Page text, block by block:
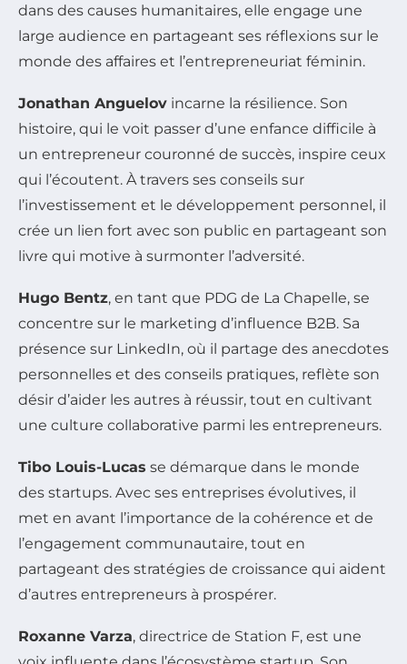
dans des causes humanitaires, elle engage une
large audience en partageant ses réflexions sur le
monde des affaires et l’entrepreneuriat féminin.
Jonathan Anguelov incarne la résilience. Son
histoire, qui le voit passer d’une enfance difficile à
un entrepreneur couronné de succès, inspire ceux
qui l’écoutent. À travers ses conseils sur
l’investissement et le développement personnel, il
crée un lien fort avec son public en partageant son
livre qui motive à surmonter l’adversité.
Hugo Bentz, en tant que PDG de La Chapelle, se
concentre sur le marketing d’influence B2B. Sa
présence sur LinkedIn, où il partage des anecdotes
personnelles et des conseils pratiques, reflète son
désir d’aider les autres à réussir, tout en cultivant
une culture collaborative parmi les entrepreneurs.
Tibo Louis-Lucas se démarque dans le monde
des startups. Avec ses entreprises évolutives, il
met en avant l’importance de la cohérence et de
l’engagement communautaire, tout en
partageant des stratégies de croissance qui aident
d’autres entrepreneurs à prospérer.
Roxanne Varza, directrice de Station F, est une